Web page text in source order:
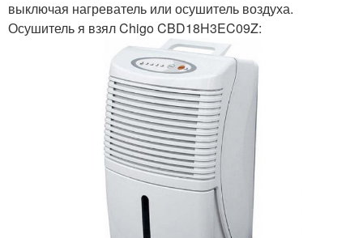
выключая нагреватель или осушитель воздуха.
Осушитель я взял Chigo CBD18H3EC09Z: